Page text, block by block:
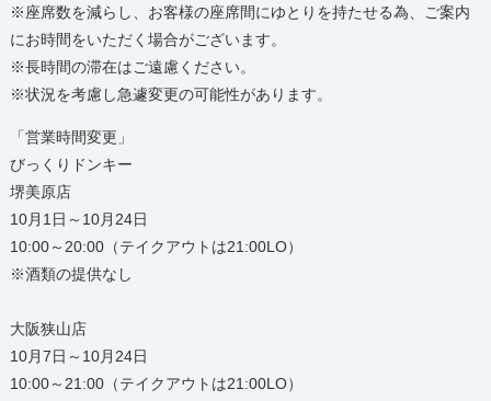
※座席数を減らし、お客様の座席間にゆとりを持たせる為、ご案内
にお時間をいただく場合がございます。
※長時間の滞在はご遠慮ください。
※状況を考慮し急遽変更の可能性があります。
「営業時間変更」
びっくりドンキー
堺美原店
10月1日～10月24日
10:00～20:00（テイクアウトは21:00LO）
※酒類の提供なし
大阪狭山店
10月7日～10月24日
10:00～21:00（テイクアウトは21:00LO）